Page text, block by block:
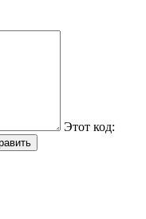
Этот код: